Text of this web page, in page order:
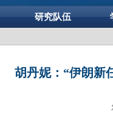
研究队伍
胡丹妮：“伊朗新